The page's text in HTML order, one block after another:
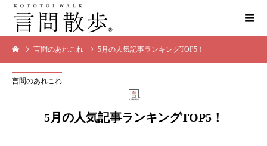
言問のあれこれ 5月の人気記事ランキングTOP5！
言問のあれこれ
5月の人気記事ランキングTOP5！